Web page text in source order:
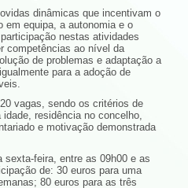
dinâmicas que incentivam o
em equipa, a autonomia e o
nestas atividades
competências ao nível da
de problemas e adaptação a
para a adoção de
vagas, sendo os critérios de
residência no concelho,
e motivação demonstrada
sexta-feira, entre as 09h00 e as
de: 30 euros para uma
80 euros para as três